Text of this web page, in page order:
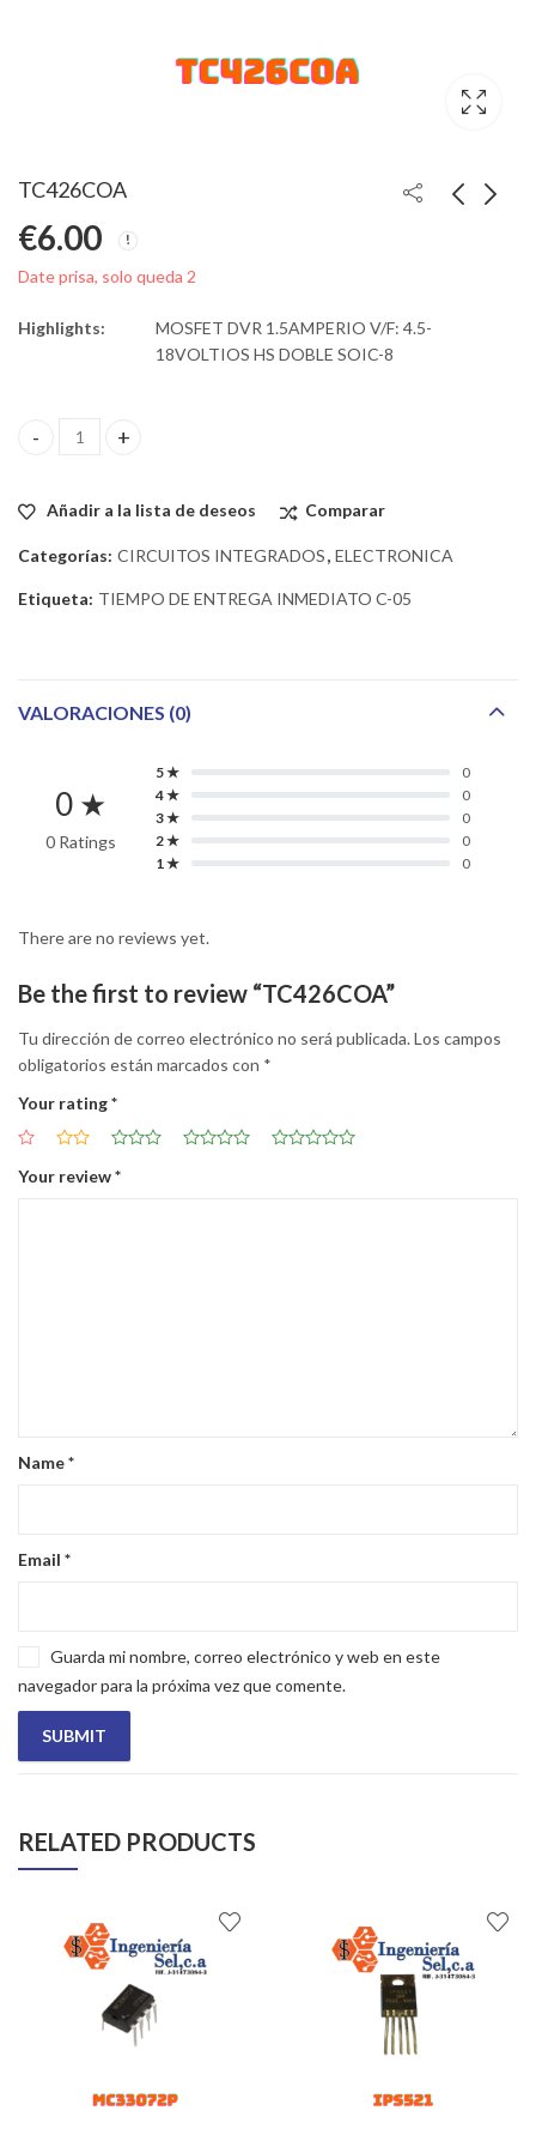
TC426COA
€6.00
Date prisa, solo queda 2
Highlights:
MOSFET DVR 1.5AMPERIO V/F: 4.5-
18VOLTIOS HS DOBLE SOIC-8
TC426COA quantity
Añadir a la lista de deseos Comparar
Categorías: CIRCUITOS INTEGRADOS, ELECTRONICA
Etiqueta: TIEMPO DE ENTREGA INMEDIATO C-05
VALORACIONES (0)
0 ★
0 Ratings
5 ★
0
4 ★
0
3 ★
0
2 ★
0
1 ★
0
There are no reviews yet.
Be the first to review “TC426COA”
Tu dirección de correo electrónico no será publicada.Los campos
obligatorios están marcados con *
Your rating*
Your review*
Name*
Email *
Guarda mi nombre, correo electrónico y web en este
navegador para la próxima vez que comente.
RELATED PRODUCTS